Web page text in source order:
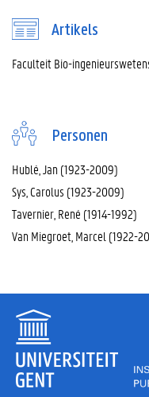
Artikels
Faculteit Bio-
Personen
Hublé, Jan (1923-2009)
Sys, Carolus (1923-2009)
Tavernier, René (1914-1992)
Van Miegroet, Marcel (1922-